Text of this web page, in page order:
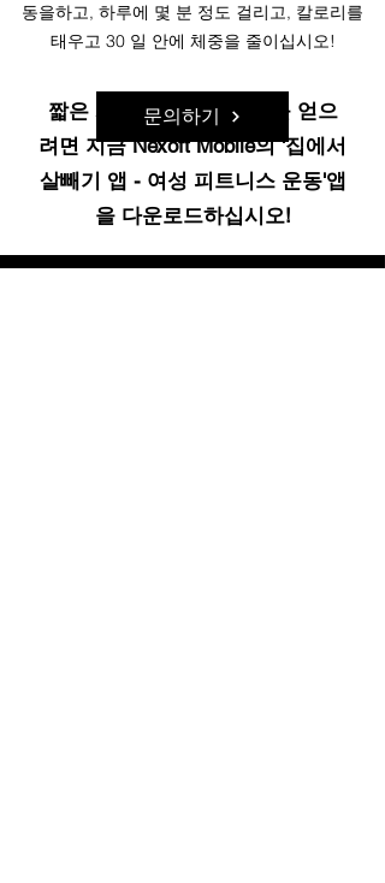
동을하고, 하루에 몇 분 정도 걸리고, 칼로리를
태우고 30 일 안에 체중을 줄이십시오!
짧은 시간에 최고의 결과를 얻으
려면 지금 Nexoft Mobile의 '집에서
살빼기 앱 - 여성 피트니스 운동'앱
을 다운로드하십시오!
문의하기